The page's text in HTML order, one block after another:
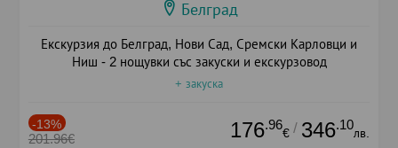
Белград
Екскурзия до Белград, Нови Сад, Сремски Карловци и
Ниш - 2 нощувки със закуски и екскурзовод
+ закуска
-13%
201.96€ 176.96
€ / 346.10
лв.